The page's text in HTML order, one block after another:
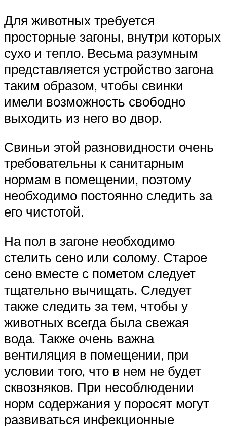
Для животных требуется
просторные загоны, внутри которых
сухо и тепло. Весьма разумным
представляется устройство загона
таким образом, чтобы свинки
имели возможность свободно
выходить из него во двор.
Свиньи этой разновидности очень
требовательны к санитарным
нормам в помещении, поэтому
необходимо постоянно следить за
его чистотой.
На пол в загоне необходимо
стелить сено или солому. Старое
сено вместе с пометом следует
тщательно вычищать. Следует
также следить за тем, чтобы у
животных всегда была свежая
вода. Также очень важна
вентиляция в помещении, при
условии того, что в нем не будет
сквозняков. При несоблюдении
норм содержания у поросят могут
развиваться инфекционные